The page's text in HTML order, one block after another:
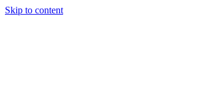
Skip to content